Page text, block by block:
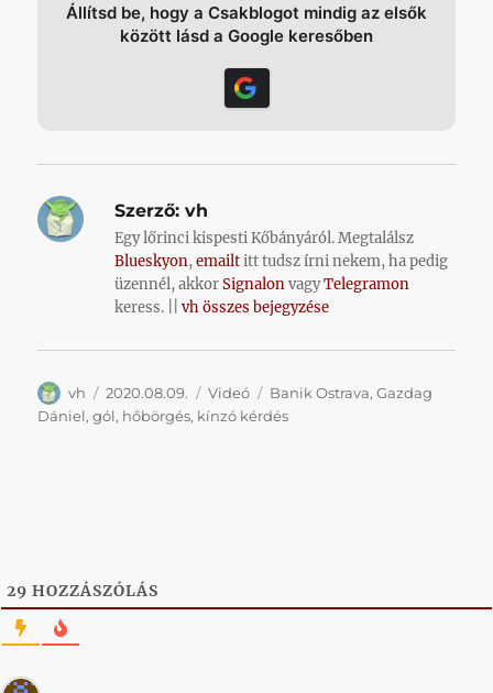
Állítsd be, hogy a Csakblogot mindig az elsők
között lásd a Google keresőben
Szerző: vh
Egy lőrinci kispesti Kőbányáról. Megtalálsz
Blueskyon,emailtitt tudsz írni nekem, ha pedig
üzennél, akkorSignalonvagyTelegramon
keress. ||vh összes bejegyzése
Szerző
vh Közzétéve
2020.08.09. Kategória
Videó Címke
Banik Ostrava,Gazdag
Dániel,gól, hőbörgés, kínzó kérdés
29 HOZZÁSZÓLÁS